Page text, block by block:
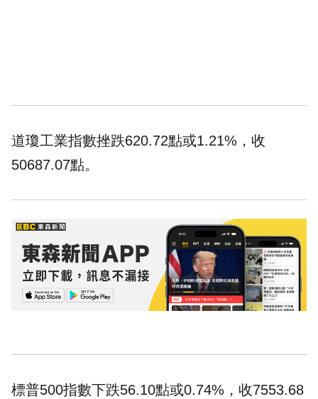
道瓊工業指數挫跌620.72點或1.21%，收
50687.07點。
標普500指數下跌56.10點或0.74%，收7553.68